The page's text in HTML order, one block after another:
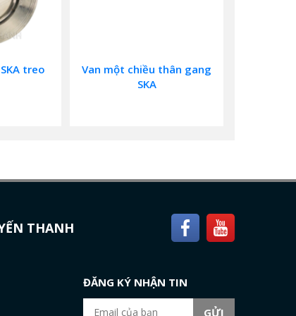
treo
Van một chiều thân gang
SKA
THANH
ĐĂNG KÝ NHẬN TIN